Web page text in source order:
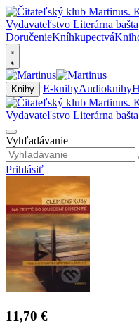
DoručenieKníhkupectvá
Knihy E-knihyAudioknihy
Vyhľadávanie
Prihlásiť
11,70 €